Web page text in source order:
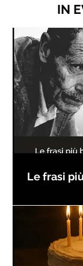
IN
Le frasi